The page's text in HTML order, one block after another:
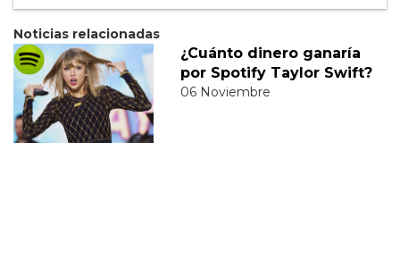
Noticias relacionadas
¿Cuánto dinero ganaría
por Spotify Taylor Swift?
06 Noviembre